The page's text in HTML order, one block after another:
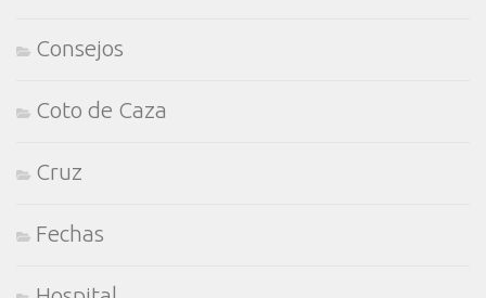
Consejos
Coto de Caza
Cruz
Fechas